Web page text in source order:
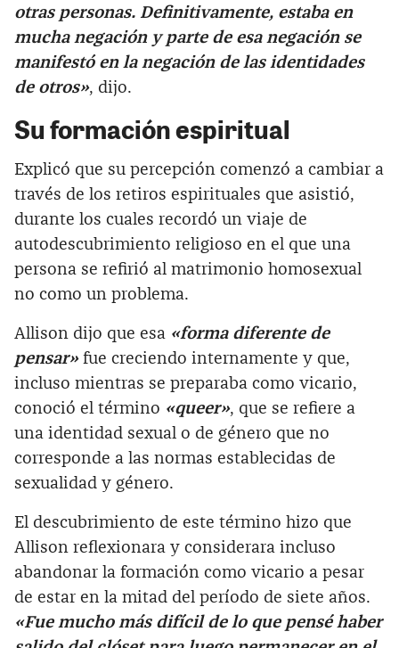
otras personas. Definitivamente, estaba en
mucha negación y parte de esa negación se
manifestó en la negación de las identidades
de otros», dijo.
Su formación espiritual
Explicó que su percepción comenzó a cambiar a
través de los retiros espirituales que asistió,
durante los cuales recordó un viaje de
autodescubrimiento religioso en el que una
persona se refirió al matrimonio homosexual
no como un problema.
Allison dijo que esa «forma diferente de
pensar» fue creciendo internamente y que,
incluso mientras se preparaba como vicario,
conoció el término «queer», que se refiere a
una identidad sexual o de género que no
corresponde a las normas establecidas de
sexualidad y género.
El descubrimiento de este término hizo que
Allison reflexionara y considerara incluso
abandonar la formación como vicario a pesar
de estar en la mitad del período de siete años.
«Fue mucho más difícil de lo que pensé haber